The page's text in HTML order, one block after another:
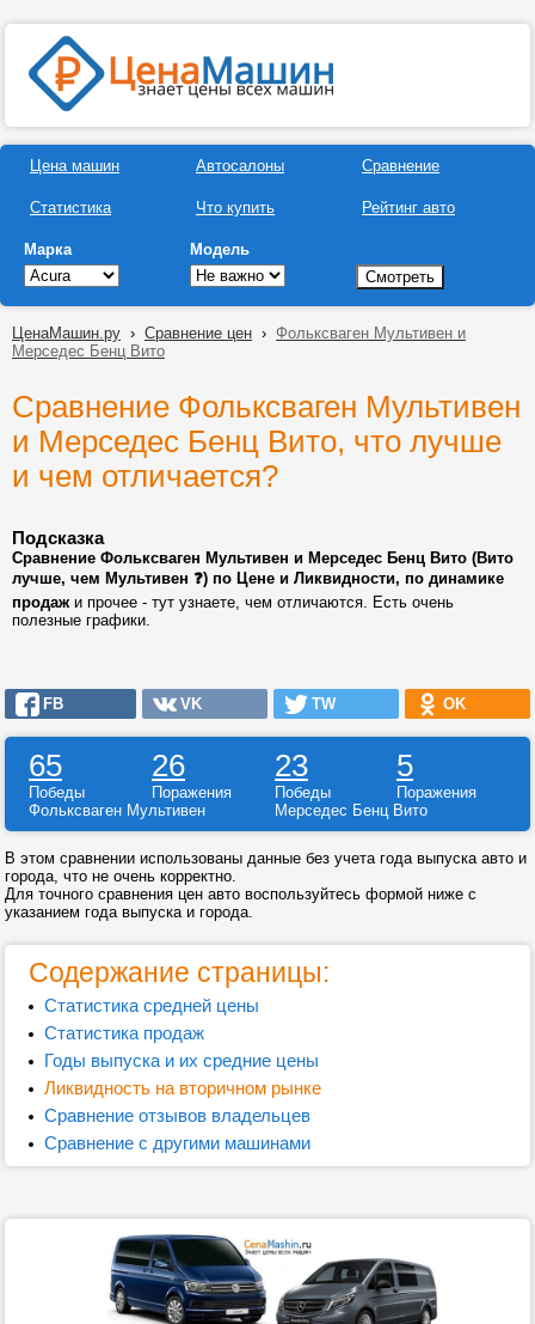
Цена машин
Статистика
Автосалоны
Что купить
Сравнение
Рейтинг авто
Марка Модель
ЦенаМашин.ру › Сравнение цен › Фольксваген Мультивен и
Мерседес Бенц Вито
Сравнение Фольксваген Мультивен
и Мерседес Бенц Вито, что лучше
и чем отличается?
Подсказка
Сравнение Фольксваген Мультивен и Мерседес Бенц Вито (Вито
лучше, чем Мультивен ❓) по Цене и Ликвидности, по динамике
продажи прочее - тут узнаете, чем отличаются. Есть очень
полезные графики.
FB VK TW OK
65 26 23 5
Победы Поражения Победы
Поражения
Фольксваген Мультивен
Мерседес Бенц Вито
В этом сравнении использованы данные без учета года выпуска авто и
города, что не очень корректно.
Для точного сравнения цен авто воспользуйтесь формой ниже с
указанием года выпуска и города.
Содержание страницы:
Статистика средней цены
Статистика продаж
Годы выпуска и их средние цены
Ликвидность на вторичном рынке
Сравнение отзывов владельцев
Сравнение с другими машинами